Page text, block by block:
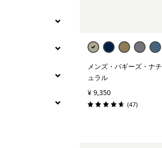
メンズ・バギーズ・ナチ
ュラル
¥ 9,350
評価: 4.7 / 5 (47レビュー
)